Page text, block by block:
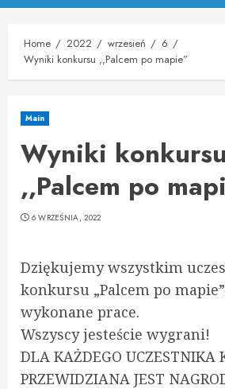
Menu
Home 2022 wrzesień
6
Wyniki konkursu ,,Palcem po mapie”
Main
Wyniki konkursu
,,Palcem po
6 WRZEŚNIA, 2022
Dziękujemy wszystkim
konkursu „Palcem po
wykonane prace.
Wszyscy jesteście wygrani!
DLA KAŻDEGO UCZESTNIKA
PRZEWIDZIANA JEST